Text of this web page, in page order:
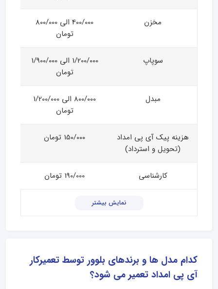
مخزن
400/000 الی 800/000
تومان
سوپاپ
1/200/000 الی 1/900/000
تومان
مبدل
800/000 الی 1/200/000
تومان
هزینه پیک آی پی امداد
(تحویل و استرداد)
150/000 تومان
کارشناسی 190/000 تومان
نمایش بیشتر
کدام مدل ها و برندهای بلوور توسط تعمیرکار
آی پی امداد تعمیر می شود؟